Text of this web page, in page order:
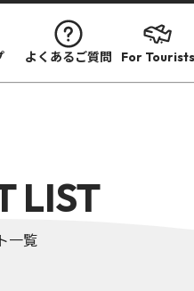
よくあるご質問 For Tourists
LIST
一覧